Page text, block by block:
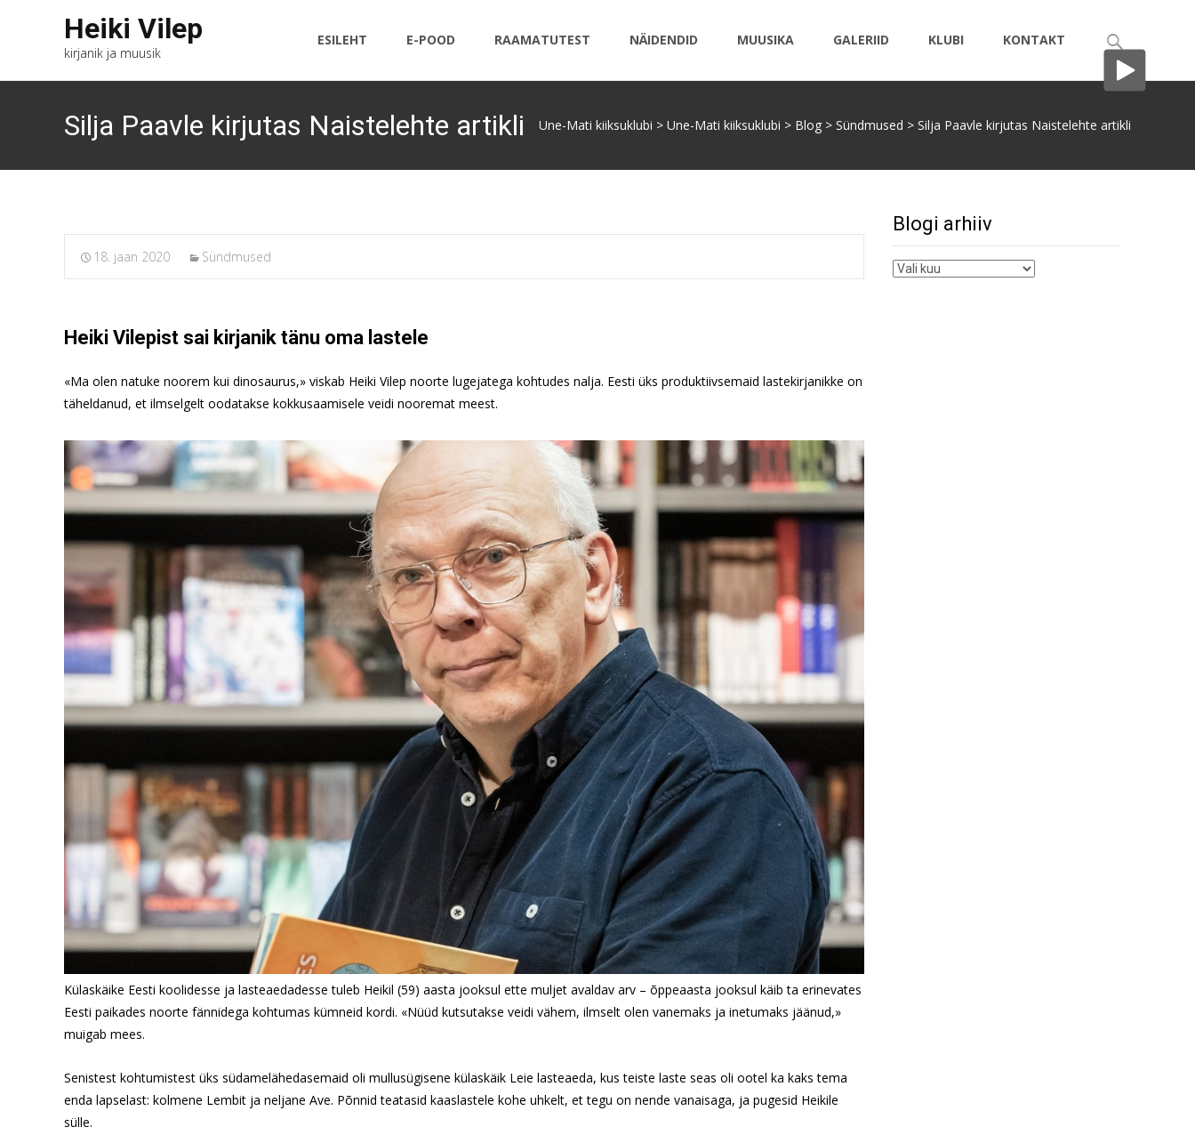
Heiki Vilep
kirjanik ja muusik
ESILEHT E-POOD RAAMATUTEST NÄIDENDID MUUSIKA GALERIID KLUBI KONTAKT
Search
for:
Silja Paavle kirjutas Naistelehte artikli Une-Mati kiiksuklubi > Une-Mati kiiksuklubi > Blog > Sündmused > Silja Paavle kirjutas Naistelehte artikli
18. jaan 2020 Sündmused
Heiki Vilepist sai kirjanik tänu oma lastele
«Ma olen natuke noorem kui dinosaurus,» viskab Heiki Vilep noorte lugejatega kohtudes nalja. Eesti üks produktiivsemaid lastekirjanikke on
täheldanud, et ilmselgelt oodatakse kokkusaamisele veidi nooremat meest.
Külaskäike Eesti koolidesse ja lasteaedadesse tuleb Heikil (59) aasta jooksul ette muljet avaldav arv – õppeaasta jooksul käib ta erinevates
Eesti paikades noorte fännidega kohtumas kümneid kordi. «Nüüd kutsutakse veidi vähem, ilmselt olen vanemaks ja inetumaks jäänud,»
muigab mees.
Senistest kohtumistest üks südamelähedasemaid oli mullusügisene külaskäik Leie lasteaeda, kus teiste laste seas oli ootel ka kaks tema
enda lapselast: kolmene Lembit ja neljane Ave. Põnnid teatasid kaaslastele kohe uhkelt, et tegu on nende vanaisaga, ja pugesid Heikile
sülle.
Blogi arhiiv
Blogi